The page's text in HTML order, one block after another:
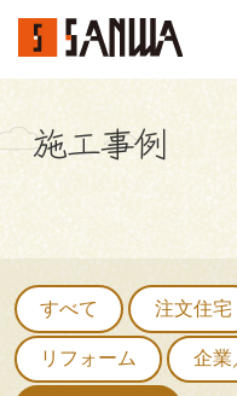
イベント・見学会
不動産情報
事例
施工事例
施工事例
すべて 注文住宅
リフォーム 企業